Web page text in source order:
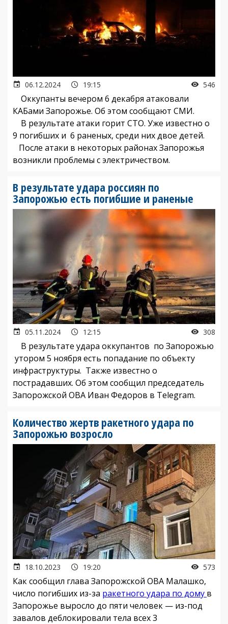
06.12.2024 19:15 546
Оккупанты вечером 6 декабря атаковали
КАБами Запорожье. Об этом сообщают СМИ.
В результате атаки горит СТО. Уже известно о
9 погибших и 6 раненых, среди них двое детей.
После атаки в некоторых районах Запорожья
возникли проблемы с электричеством.
В результате удара россиян по
Запорожью есть погибшие и раненые
05.11.2024 12:15 308
В результате удара оккупантов по Запорожью
утором 5 ноября есть попадание по объекту
инфраструктуры. Также известно о
пострадавших. Об этом сообщил председатель
Запорожской ОВА Иван Федоров в Telegram.
Количество жертв ракетного удара по
Запорожью возросло
18.10.2023 19:20 573
Как сообщил глава Запорожской ОВА Малашко,
число погибших из-за ракетного удара по дому в
Запорожье выросло до пяти человек — из-под
завалов деблокировали тела всех 3